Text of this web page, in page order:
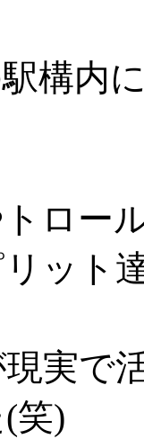
構内
ロー
ット
実で
笑)